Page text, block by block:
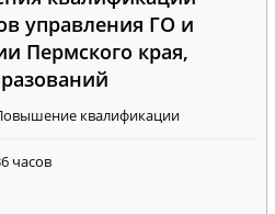
управления ГО и
Пермского края,
квалификации
часов